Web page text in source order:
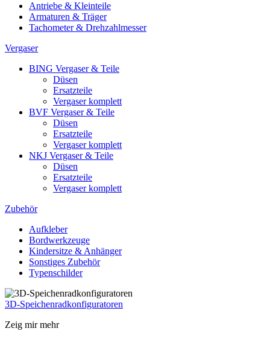
Antriebe & Kleinteile
Armaturen & Träger
Tachometer & Drehzahlmesser
Vergaser
BING Vergaser & Teile
Düsen
Ersatzteile
Vergaser komplett
BVF Vergaser & Teile
Düsen
Ersatzteile
Vergaser komplett
NKJ Vergaser & Teile
Düsen
Ersatzteile
Vergaser komplett
Zubehör
Aufkleber
Bordwerkzeuge
Kindersitze & Anhänger
Sonstiges Zubehör
Typenschilder
3D-Speichenradkonfiguratoren
Zeig mir mehr